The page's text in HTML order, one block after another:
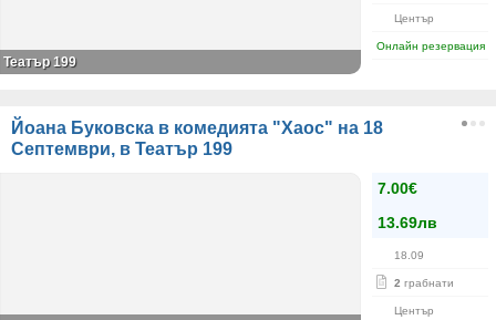
Център
Онлайн резервация
Театър 199
Йоана Буковска в комедията "Хаос" на 18
Септември, в Театър 199
7.00€
13.69лв
18.09
2 грабнати
Център